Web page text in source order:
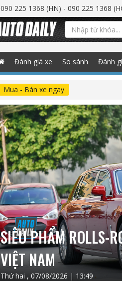
090 225 1368 (HN) - 090 225 1368
Đánh giá xe So sánh Đánh
Mua - Bán xe ngay
SIÊU PHẨM ROLLS-
VIỆT NAM
Thứ hai , 07/08/2026 | 13:49